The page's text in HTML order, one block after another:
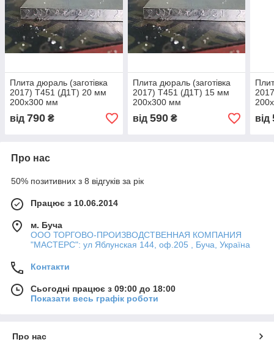
Плита дюраль (заготівка
2017) T451 (Д1Т) 20 мм
200х300 мм
від 790 ₴
Плита дюраль (заготівка
2017) T451 (Д1Т) 15 мм
200х300 мм
від 590₴ від
Про нас
50% позитивних з 8 відгуків за рік
Працює з 10.06.2014
м. Буча
ООО ТОРГОВО-ПРОИЗВОДСТВЕННАЯ КОМПАНИЯ
"МАСТЕРС": ул Яблунская 144, оф.205 , Буча, Україна
Контакти
Сьогодні працює з 09:00 до 18:00
Показати весь графік роботи
Про нас